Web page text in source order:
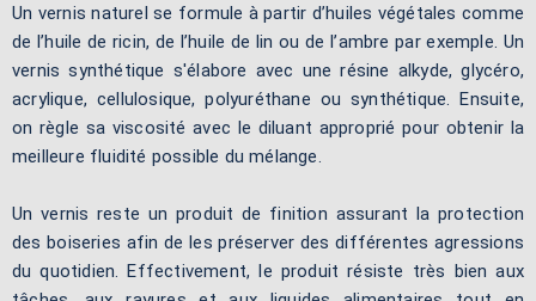
Un vernis naturel se formule à partir d’huiles végétales comme
de l’huile de ricin, de l’huile de lin ou de l’ambre par exemple. Un
vernis synthétique s'élabore avec une résine alkyde, glycéro,
acrylique, cellulosique, polyuréthane ou synthétique. Ensuite,
on règle sa viscosité avec le diluant approprié pour obtenir la
meilleure fluidité possible du mélange.
Un vernis reste un produit de finition assurant la protection
des boiseries afin de les préserver des différentes agressions
du quotidien. Effectivement, le produit résiste très bien aux